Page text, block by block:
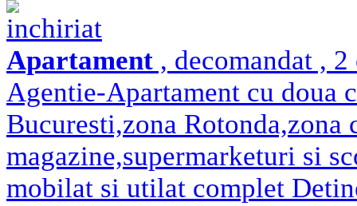
inchiriat
Apartament , decomandat ,
Agentie-Apartament cu doua
Bucuresti,zona Rotonda,zona
magazine,supermarketuri si
mobilat si utilat complet